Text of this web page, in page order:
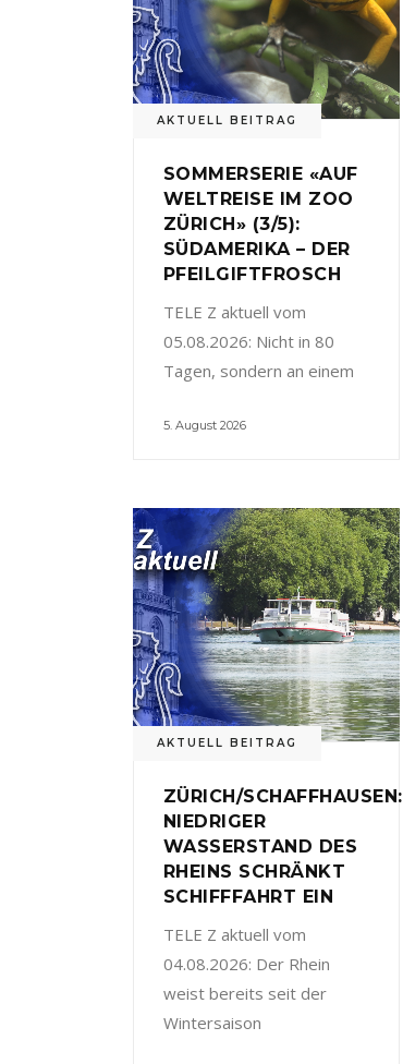
AKTUELL BEITRAG
SOMMERSERIE «AUF
WELTREISE IM ZOO
ZÜRICH» (3/5):
SÜDAMERIKA – DER
PFEILGIFTFROSCH
TELE Z aktuell vom
05.08.2026: Nicht in 80
Tagen, sondern an einem
5. August 2026
AKTUELL BEITRAG
ZÜRICH/SCHAFFHAUSEN:
NIEDRIGER
WASSERSTAND DES
RHEINS SCHRÄNKT
SCHIFFFAHRT EIN
TELE Z aktuell vom
04.08.2026: Der Rhein
weist bereits seit der
Wintersaison